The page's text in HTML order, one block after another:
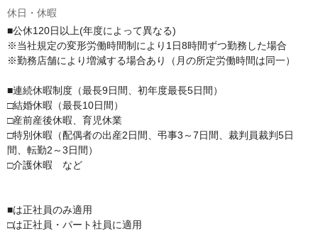
休日・休暇
■公休120日以上(年度によって異なる)
※当社規定の変形労働時間制により1日8時間ずつ勤務した場合
※勤務店舗により増減する場合あり（月の所定労働時間は同一）
■連続休暇制度（最長9日間、初年度最長5日間）
□結婚休暇（最長10日間）
□産前産後休暇、育児休業
□特別休暇（配偶者の出産2日間、弔事3～7日間、裁判員裁判5日
間、転勤2～3日間）
□介護休暇　など
■は正社員のみ適用
□は正社員・パート社員に適用